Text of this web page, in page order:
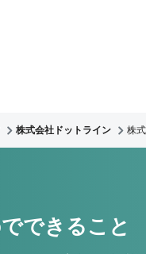
株式会社ドットライン 株
できること